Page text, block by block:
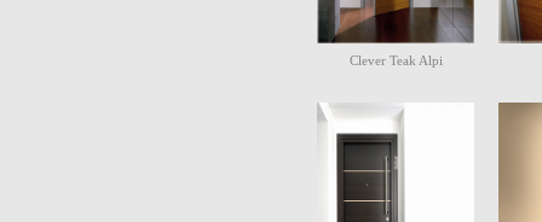
Clever Teak Alpi